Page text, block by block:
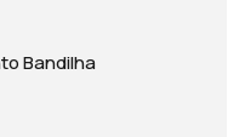
Bandilha